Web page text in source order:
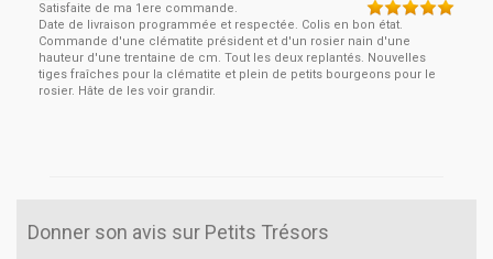
Satisfaite de ma 1ere commande.
Date de livraison programmée et respectée. Colis en bon état.
Commande d'une clématite président et d'un rosier nain d'une
hauteur d'une trentaine de cm. Tout les deux replantés. Nouvelles
tiges fraîches pour la clématite et plein de petits bourgeons pour le
rosier. Hâte de les voir grandir.
Donner son avis sur Petits Trésors